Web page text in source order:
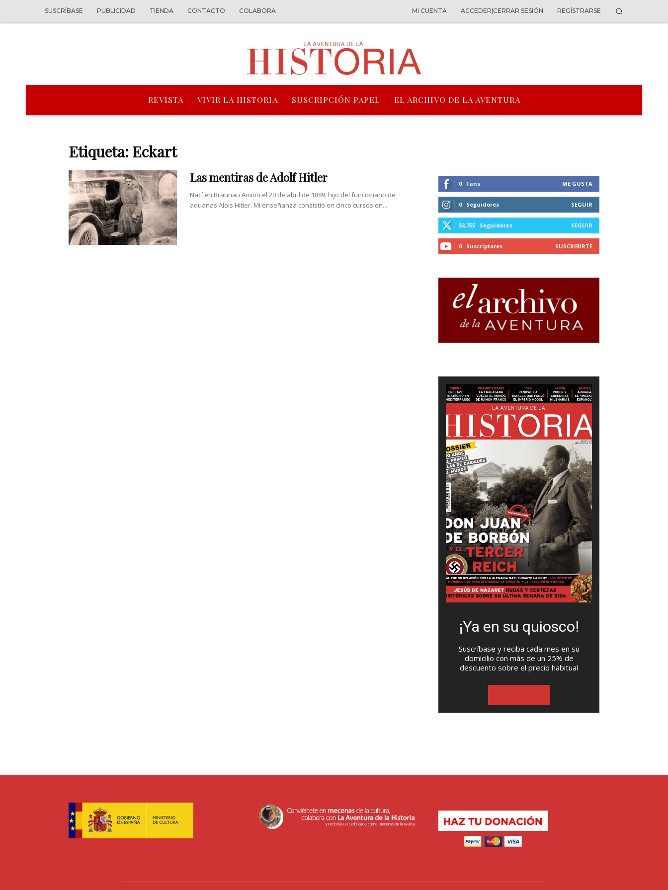
SUSCRÍBASE PUBLICIDAD TIENDA CONTACTO COLABORA MI CUENTA ACCEDER|CERRAR SESIÓN REGÍSTRARSE
REVISTA VIVIR LA HISTORIA SUSCRIPCIÓN PAPEL EL ARCHIVO DE LA AVENTURA
Etiqueta: Eckart
Las mentiras de Adolf Hitler
Nací en Braunau Aminn el 20 de abril de 1889, hijo del funcionario de
aduanas Alois Hitler. Mi enseñanza consistió en cinco cursos en...
0 Fans ME GUSTA
0 Seguidores SEGUIR
58,755 Seguidores SEGUIR
0 Suscriptores SUSCRIBIRTE
¡Ya en su quiosco!
Suscríbase y reciba cada mes en su
domicilio con más de un 25% de
descuento sobre el precio habitual